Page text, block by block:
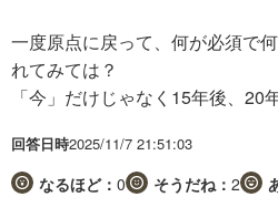
一度原点に戻って、何が必須で
れてみては？
「今」だけじゃなく15年後、20
回答日時2025/11/7 21:51:03
なるほど： 0 そうだね： 2